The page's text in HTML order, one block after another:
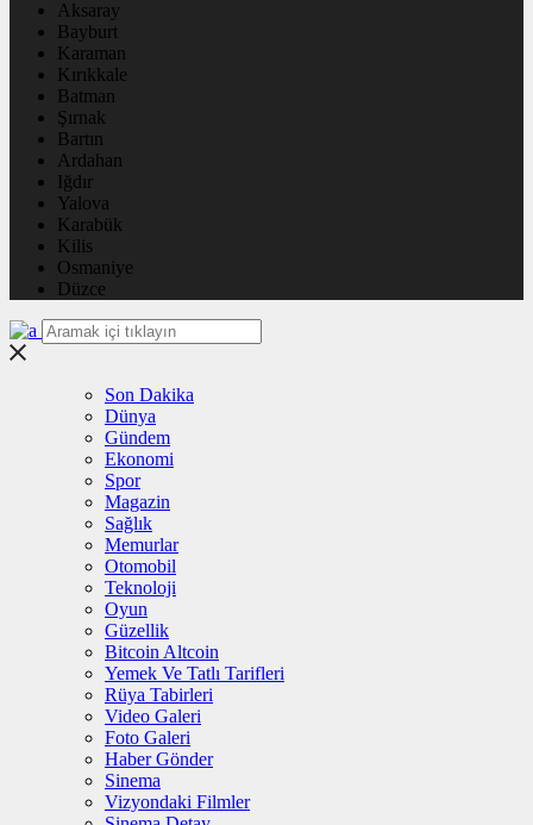
Aksaray
Bayburt
Karaman
Kırıkkale
Batman
Şırnak
Bartın
Ardahan
Iğdır
Yalova
Karabük
Kilis
Osmaniye
Düzce
Son Dakika
Dünya
Gündem
Ekonomi
Spor
Magazin
Sağlık
Memurlar
Otomobil
Teknoloji
Oyun
Güzellik
Bitcoin Altcoin
Yemek Ve Tatlı Tarifleri
Rüya Tabirleri
Video Galeri
Foto Galeri
Haber Gönder
Sinema
Vizyondaki Filmler